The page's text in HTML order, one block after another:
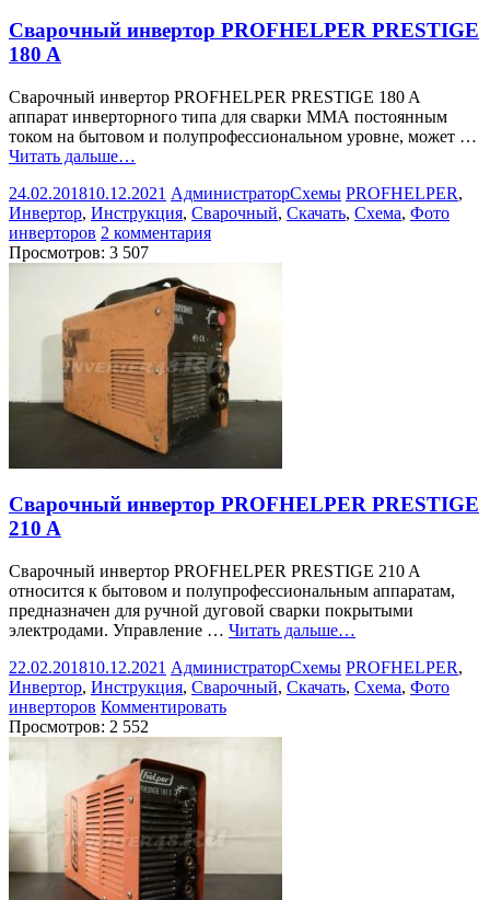
Сварочный инвертор PROFHELPER PRESTIGE
180 A
Сварочный инвертор PROFHELPER PRESTIGE 180 A
аппарат инверторного типа для сварки ММА постоянным
током на бытовом и полупрофессиональном уровне, может …
Читать дальше…
24.02.201810.12.2021 АдминистраторСхемы PROFHELPER,
Инвертор, Инструкция, Сварочный, Скачать, Схема, Фото
инверторов 2 комментария
Просмотров: 3 507
Сварочный инвертор PROFHELPER PRESTIGE
210 A
Сварочный инвертор PROFHELPER PRESTIGE 210 A
относится к бытовом и полупрофессиональным аппаратам,
предназначен для ручной дуговой сварки покрытыми
электродами. Управление … Читать дальше…
22.02.201810.12.2021 АдминистраторСхемы PROFHELPER,
Инвертор, Инструкция, Сварочный, Скачать, Схема, Фото
инверторов Комментировать
Просмотров: 2 552